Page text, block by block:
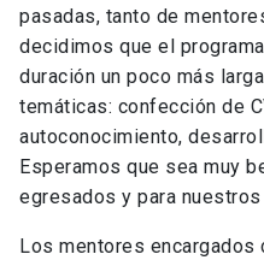
pasadas, tanto de
decidimos que el
duración un poco más
temáticas: confección de
autoconocimiento,
Esperamos que sea muy
egresados y para
Los mentores encargados